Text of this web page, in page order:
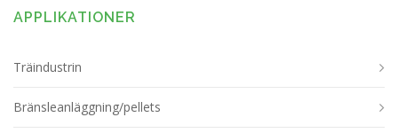
APPLIKATIONER
Träindustrin
Bränsleanläggning/pellets